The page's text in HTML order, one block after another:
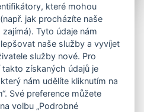
které mohou
jak procházíte naše
Tyto údaje nám
naše služby a vyvíjet
služby nové. Pro
získaných údajů je
nám udělíte kliknutím na
Své preference můžete
volbu „Podrobné